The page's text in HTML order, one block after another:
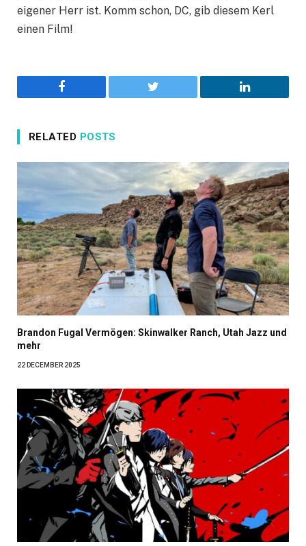
eigener Herr ist. Komm schon, DC, gib diesem Kerl
einen Film!
Facebook Twitter LinkedIn
RELATED POSTS
Brandon Fugal Vermögen: Skinwalker Ranch, Utah Jazz und
mehr
22 DECEMBER 2025